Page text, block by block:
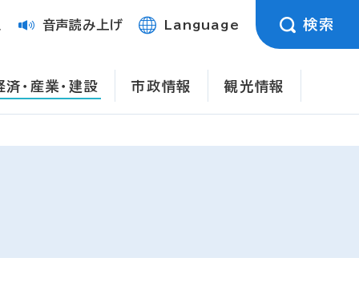
音声読み上げ Language 検索
済・産業・建設 市政情報 観光情報